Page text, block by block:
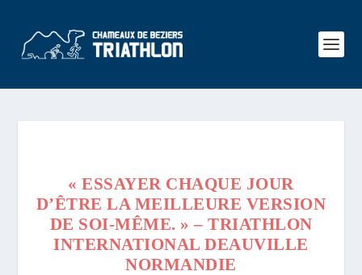
« ESSAYER CHAQUE JOUR
D’ÊTRE LA MEILLEURE VERSION
DE SOI-MÊME. » – TRIATHLON
INTERNATIONAL DEAUVILLE
NORMANDIE